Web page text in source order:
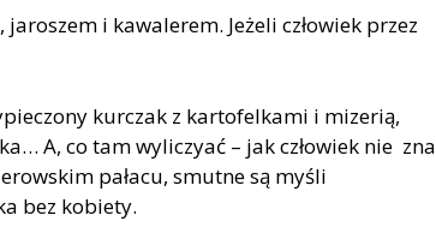
i kawalerem. Jeżeli człowiek przez
kurczak z kartofelkami i mizerią,
A, co tam wyliczyać – jak człowiek nie zna
pałacu, smutne są myśli
bez kobiety.